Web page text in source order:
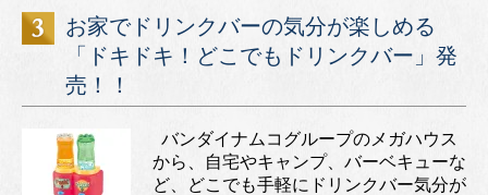
お家でドリンクバーの気分が楽しめる
「ドキドキ！どこでもドリンクバー」発
売！！
バンダイナムコグループのメガハウス
から、自宅やキャンプ、バーベキューな
ど、どこでも手軽にドリンクバー気分が